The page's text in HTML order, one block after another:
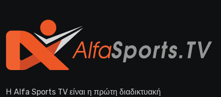
Η Alfa Sports TV είναι η πρώτη διαδικτυακή